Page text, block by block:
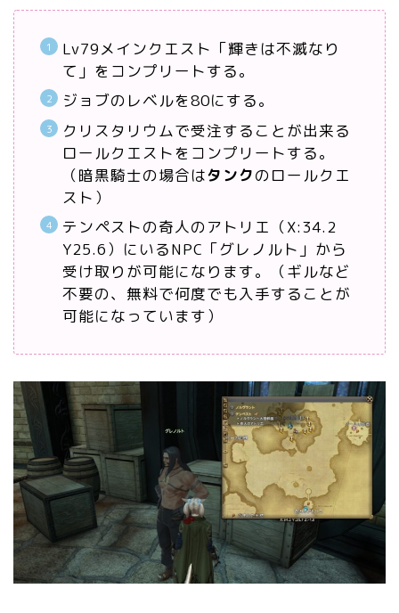
Lv79メインクエスト「輝きは不滅なり
て」をコンプリートする。
ジョブのレベルを80にする。
クリスタリウムで受注することが出来る
ロールクエストをコンプリートする。
（暗黒騎士の場合はタンクのロールクエ
スト）
テンペストの奇人のアトリエ（X:34.2
Y25.6）にいるNPC「グレノルト」から
受け取りが可能になります。（ギルなど
不要の、無料で何度でも入手することが
可能になっています）